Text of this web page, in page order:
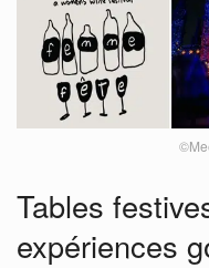
Tables
expériences